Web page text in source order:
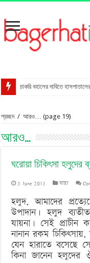
চাকরি বহালের দাবিতে
স্ত্রীকে শ্বাসরোধে হত্যার
মোংলায় গ্রেপ্তার বিএনপি
মোরেলগঞ্জে কোডেকের এনগেজ
সুন্দরবনে ফাঁদসহ হরিণ শিকারী
মহাসড়ক ঝুঁকি বাড়ছে বিশ্ব
বাগেরহাটে পুলিশের অভিযানে
‘বড় নাশকতার জন্য’ অস্ত্র নিয়ে
প্রচ্ছদ / আরও… (page 19)
আরও…
ঘরোয়া চিকিৎসা হলুদের
3 June 2013 স্বাস্থ্য
হলুদ, আমাদের
উপাদান। হলুদ ব্যতীত
যায়না। সেই
নানান রকম
যেন হারাতে বসেছে
কিনা জানেন